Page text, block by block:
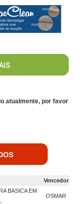
atualmente, por favor
Vencedor
BASICA EM
OSMAR